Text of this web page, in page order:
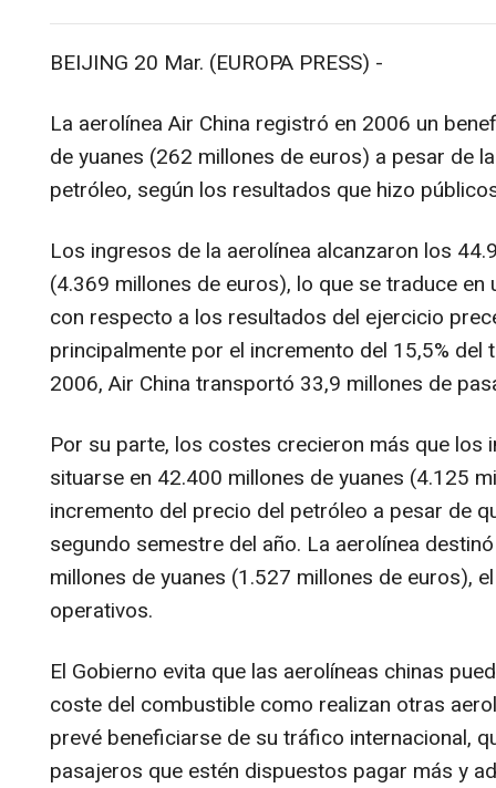
BEIJING 20 Mar. (EUROPA PRESS) -
La aerolínea Air China registró en 2006 un
de yuanes (262 millones de euros) a pesar de
petróleo, según los resultados que hizo
Los ingresos de la aerolínea alcanzaron los
(4.369 millones de euros), lo que se traduce en
con respecto a los resultados del ejercicio
principalmente por el incremento del 15,5% del
2006, Air China transportó 33,9 millones de
Por su parte, los costes crecieron más que los
situarse en 42.400 millones de yuanes (4.125
incremento del precio del petróleo a pesar de
segundo semestre del año. La aerolínea
millones de yuanes (1.527 millones de euros),
operativos.
El Gobierno evita que las aerolíneas chinas
coste del combustible como realizan otras
prevé beneficiarse de su tráfico internacional,
pasajeros que estén dispuestos pagar más y